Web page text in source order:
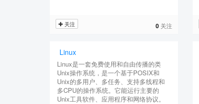
关注 0 关注
Linux
Linux是一套免费使用和自由传播的类
Unix操作系统，是一个基于POSIX和
Unix的多用户、多任务、支持多线程和
多CPU的操作系统。它能运行主要的
Unix工具软件、应用程序和网络协议。